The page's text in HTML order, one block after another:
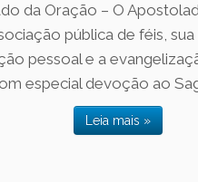
da Oração – O
pública de féis,
pessoal e a
especial devoção ao
Leia mais »